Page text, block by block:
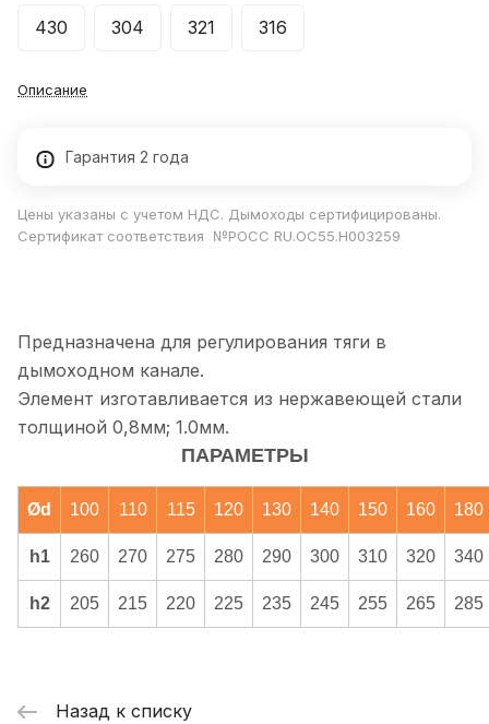
430 304 321 316
Описание
Гарантия 2 года
Цены указаны с учетом НДС. Дымоходы сертифицированы.
Сертификат соответствия №РОСС RU.ОС55.Н003259
Предназначена для регулирования тяги в
дымоходном канале.
Элемент изготавливается из нержавеющей стали
толщиной 0,8мм; 1.0мм.
ПАРАМЕТРЫ
Ød 100 110 115 120 130 140 150 160 180
h1 260 270 275 280 290 300 310 320 340
h2 205 215 220 225 235 245 255 265 285
Назад к списку